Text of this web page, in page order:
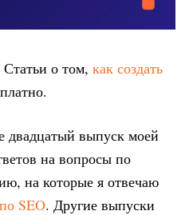
Статьи о том,как создать
двадцатый выпуск моей
на вопросы по
на которые я отвечаю
SEO. Другие выпуски